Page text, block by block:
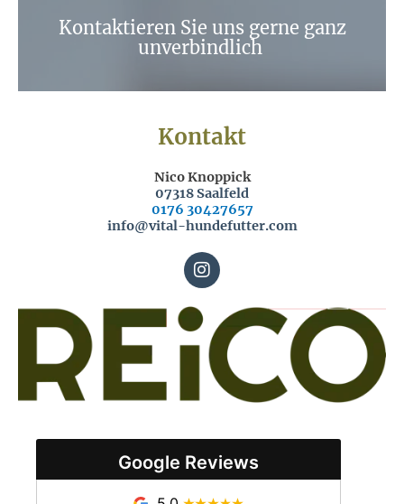
Kontaktieren Sie uns gerne ganz
unverbindlich
Kontakt
Nico Knoppick
07318 Saalfeld
0176 30427657
info@vital-hundefutter.com
I
n
t
a
g
Google Reviews